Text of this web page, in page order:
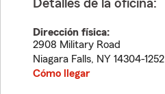
Detalles de la oficina:
Dirección física:
2908 Military Road
Niagara Falls, NY 14304-1252
Cómo llegar